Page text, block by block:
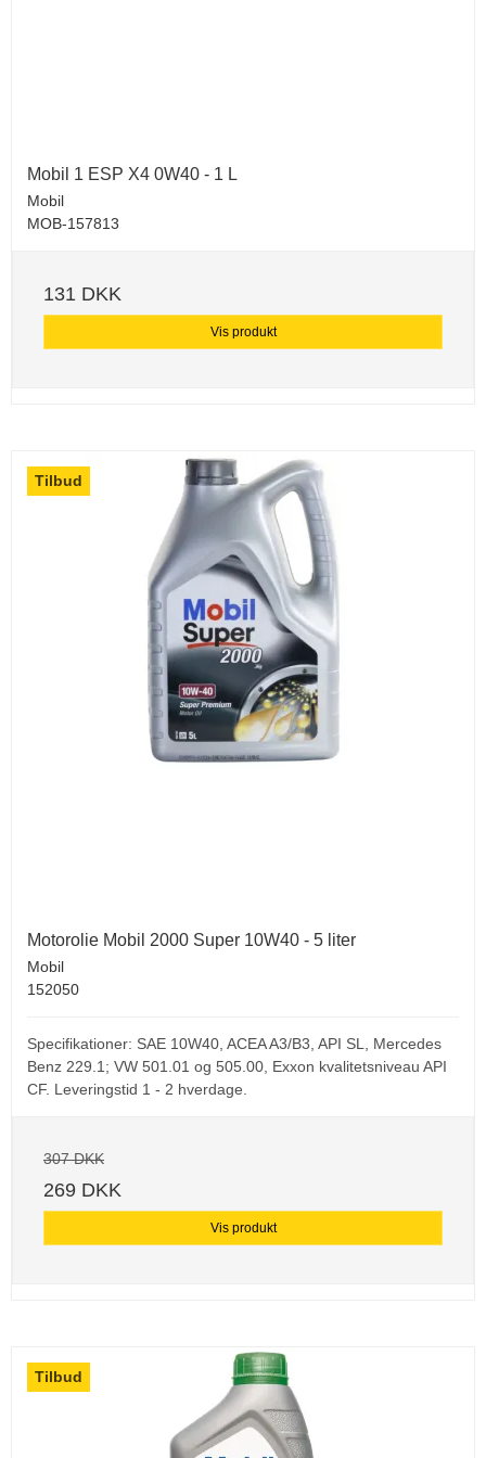
Mobil 1 ESP X4 0W40 - 1 L
Mobil
MOB-157813
131 DKK
Vis produkt
Tilbud
Motorolie Mobil 2000 Super 10W40 - 5 liter
Mobil
152050
Specifikationer: SAE 10W40, ACEA A3/B3, API SL, Mercedes
Benz 229.1; VW 501.01 og 505.00, Exxon kvalitetsniveau API
CF. Leveringstid 1 - 2 hverdage.
307 DKK
269 DKK
Vis produkt
Tilbud